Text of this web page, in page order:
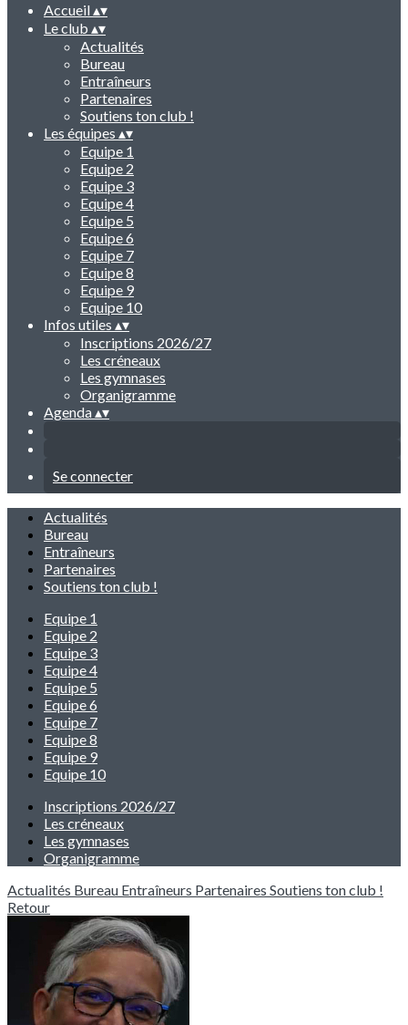
Accueil▴▾
Le club ▴▾
Actualités
Bureau
Entraîneurs
Partenaires
Soutiens ton club !
Les équipes ▴▾
Equipe 1
Equipe 2
Equipe 3
Equipe 4
Equipe 5
Equipe 6
Equipe 7
Equipe 8
Equipe 9
Equipe 10
Infos utiles ▴▾
Inscriptions 2026/27
Les créneaux
Les gymnases
Organigramme
Agenda▴▾
Se connecter
Actualités
Bureau
Entraîneurs
Partenaires
Soutiens ton club !
Equipe 1
Equipe 2
Equipe 3
Equipe 4
Equipe 5
Equipe 6
Equipe 7
Equipe 8
Equipe 9
Equipe 10
Inscriptions 2026/27
Les créneaux
Les gymnases
Organigramme
Actualités Bureau Entraîneurs Partenaires Soutiens ton club !
Retour